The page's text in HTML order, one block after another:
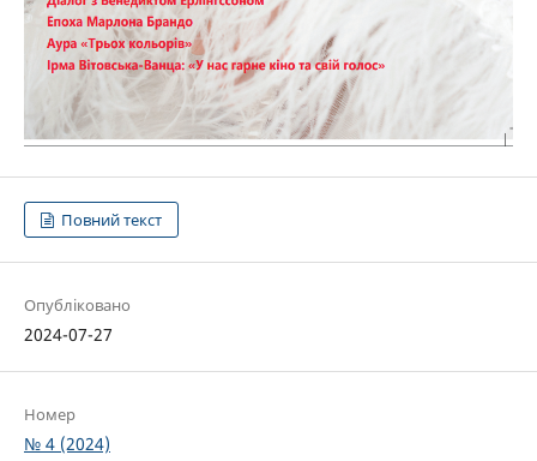
Повний текст
Опубліковано
2024-07-27
Номер
№ 4 (2024)